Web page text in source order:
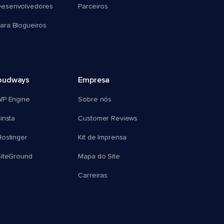
Blogueiros
Parceiros
Engine
Empresa
Sobre nós
Customer Reviews
Kit de Imprensa
Mapa do Site
Carreiras